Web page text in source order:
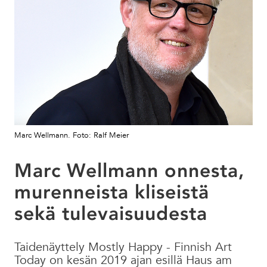
Marc Wellmann. Foto: Ralf Meier
Marc Wellmann onnesta,
murenneista kliseistä
sekä tulevaisuudesta
Taidenäyttely Mostly Happy - Finnish Art
Today on kesän 2019 ajan esillä Haus am